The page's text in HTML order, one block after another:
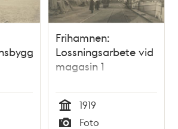
Frihamnen:
Lossningsarbete vid
magasin 1
Tid
1919
Foto